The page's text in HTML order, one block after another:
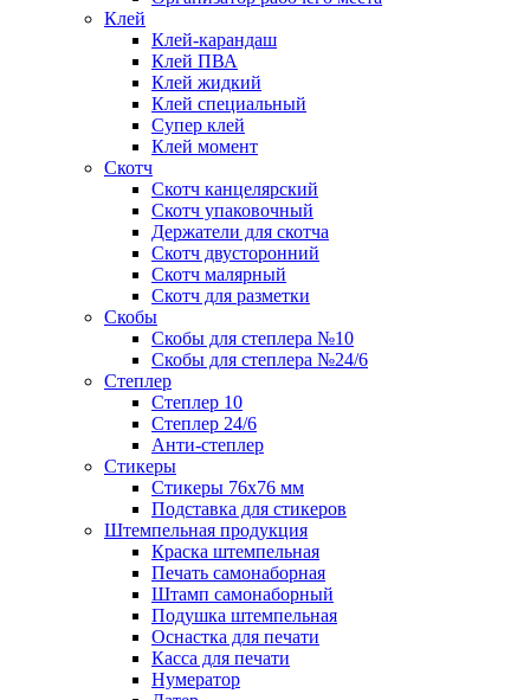
Клей
Клей-карандаш
Клей ПВА
Клей жидкий
Клей специальный
Супер клей
Клей момент
Скотч
Скотч канцелярский
Скотч упаковочный
Держатели для скотча
Скотч двусторонний
Скотч малярный
Скотч для разметки
Скобы
Скобы для степлера №10
Скобы для степлера №24/6
Степлер
Степлер 10
Степлер 24/6
Анти-степлер
Стикеры
Стикеры 76x76 мм
Подставка для стикеров
Штемпельная продукция
Краска штемпельная
Печать самонаборная
Штамп самонаборный
Подушка штемпельная
Оснастка для печати
Касса для печати
Нумератор